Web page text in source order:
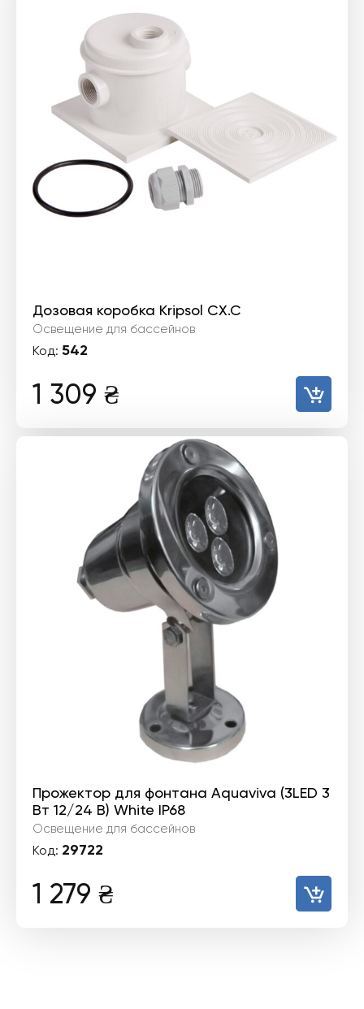
097 ₴.
Дозовая коробка Kripsol CX.C
Освещение для бассейнов
Код: 542
1 309 ₴
Прожектор для фонтана Aquaviva (3LED 3
Вт 12/24 В) White IP68
Освещение для бассейнов
Код: 29722
1 279 ₴